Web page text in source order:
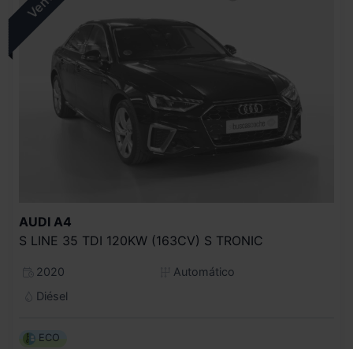
AUDI A4
S LINE 35 TDI 120KW (163CV) S TRONIC
2020
Automático
Diésel
ECO